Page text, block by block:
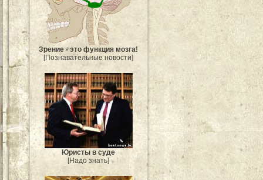
Зрение - это функция мозга!
[Познавательные новости]
Юристы в суде
[Надо знать]